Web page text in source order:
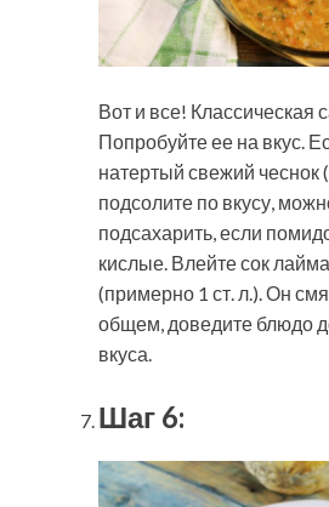
Вот и все! Классическая
Попробуйте ее на вкус.
натертый свежий чеснок
подсолите по вкусу,
подсахарить, если
кислые. Влейте сок
(примерно 1 ст. л.). Он
общем, доведите блюдо
вкуса.
Шаг 6: